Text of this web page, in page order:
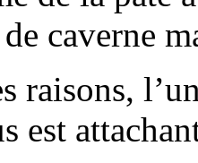
caverne
raisons,
est